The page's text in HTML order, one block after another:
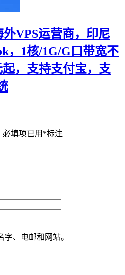
VPS运营商，印尼
，1核/1G/G口带宽不
起，支持支付宝，支
必填项已用 *标注
、电邮和网站。